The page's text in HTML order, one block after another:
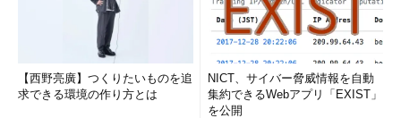
現在はC#やVisual Basicなどの.NET言語を使う必要があるが、
将来、Ruby（Ruby on Rails）やPython、PHPなど、さまざまな
言語をサポートする予定ということだ。
○運用面の機能
【西野亮廣】つくりたいものを追
求できる環境の作り方とは
NICT、サイバー脅威情報を自動
集約できるWebアプリ「EXIST」
を公開